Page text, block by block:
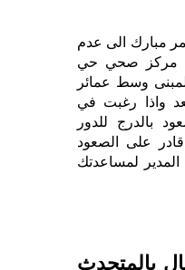
مبارك الى عدم
مركز صحي حي
وسط عمائر
واذا رغبت في
بالدرج للدور
قادر على الصعود
المدير لمساعدتك
بالمتحدث